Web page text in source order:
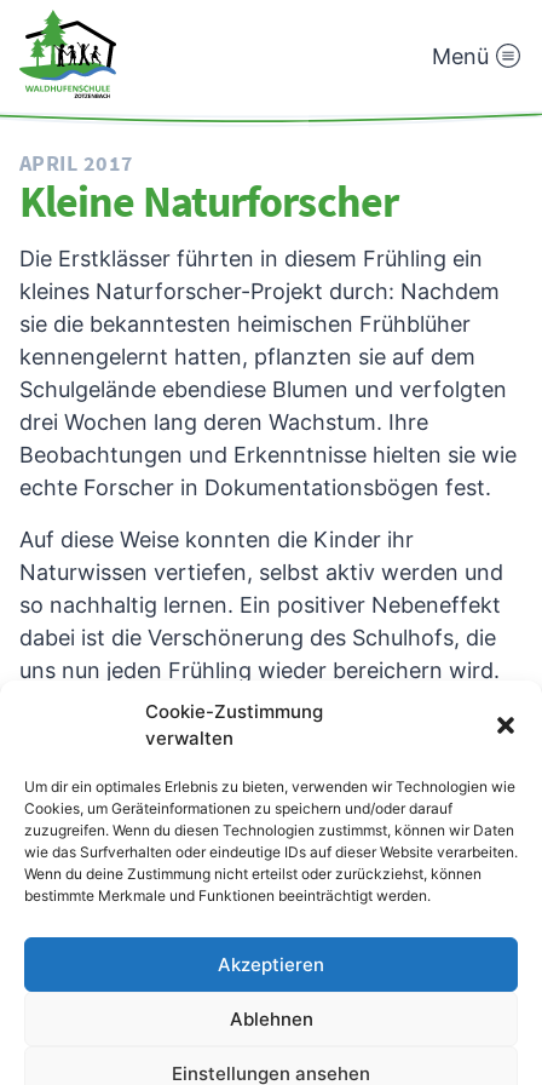
Cookie-Zustimmung
verwalten
Um dir ein optimales Erlebnis zu bieten, verwenden wir Technologien wie
Cookies, um Geräteinformationen zu speichern und/oder darauf
zuzugreifen. Wenn du diesen Technologien zustimmst, können wir Daten
wie das Surfverhalten oder eindeutige IDs auf dieser Website verarbeiten.
Wenn du deine Zustimmung nicht erteilst oder zurückziehst, können
bestimmte Merkmale und Funktionen beeinträchtigt werden.
Akzeptieren
Ablehnen
Einstellungen ansehen
Waldhufenschule
Menü
APRIL 2017
Kleine Naturforscher
Die Erstklässer führten in diesem Frühling ein
kleines Naturforscher-Projekt durch: Nachdem
sie die bekanntesten heimischen Frühblüher
kennengelernt hatten, pflanzten sie auf dem
Schulgelände ebendiese Blumen und verfolgten
drei Wochen lang deren Wachstum. Ihre
Beobachtungen und Erkenntnisse hielten sie wie
echte Forscher in Dokumentationsbögen fest.
Auf diese Weise konnten die Kinder ihr
Naturwissen vertiefen, selbst aktiv werden und
so nachhaltig lernen. Ein positiver Nebeneffekt
dabei ist die Verschönerung des Schulhofs, die
uns nun jeden Frühling wieder bereichern wird.